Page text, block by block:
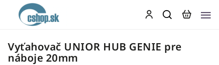
Vyťahovač UNIOR HUB GENIE pre
náboje 20mm